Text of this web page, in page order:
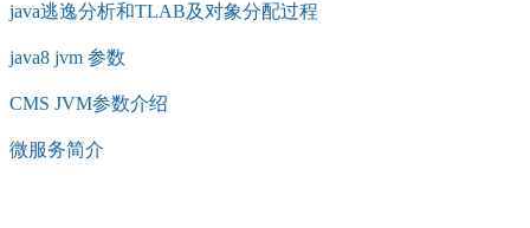
java逃逸分析和TLAB及对象分配过程
java8 jvm 参数
CMS JVM参数介绍
微服务简介